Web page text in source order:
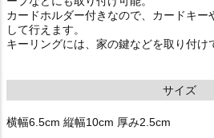
カードホルダー付きなので、カードキー
して行えます。
キーリングには、家の鍵などを取り付け
サイズ
横幅6.5cm 縦幅10cm 厚み2.5cm